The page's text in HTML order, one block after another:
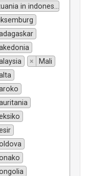
in indonesiano si traduce "Lituania".
×
Mali